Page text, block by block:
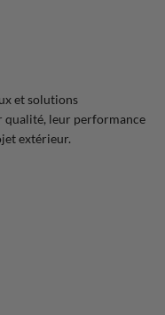
et solutions
qualité, leur performance
extérieur.